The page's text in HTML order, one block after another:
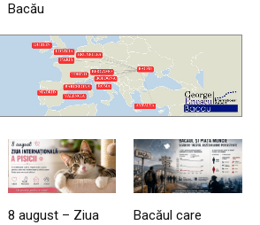
Bacău
8 august – Ziua
Bacăul care